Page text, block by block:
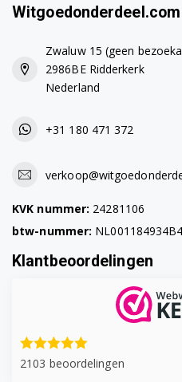
Witgoedonderdeel.com
Zwaluw 15 (geen
2986BE Ridderkerk
Nederland
+31 180 471 372
KVK nummer: 24281106
btw-nummer:
Klantbeoordelingen
2103 beoordelingen